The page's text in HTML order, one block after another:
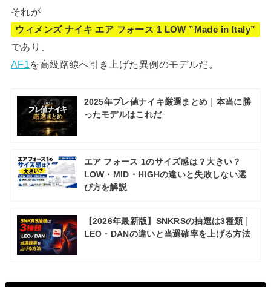
それが
ウィメンズ ナイキ エア フォース 1 LOW ” Made in Italy”
であり、
AF1を高級路線へ引き上げた異例のモデルだ。
2025年プレ値ナイキ厳選まとめ｜本当に勝
ったモデルはこれだ
エア フォース 1のサイズ感は？大きい？
LOW・MID・HIGHの違いと失敗しない選
び方を解説
【2026年最新版】SNKRSの抽選は3種類｜
LEO・DANの違いと当選確率を上げる方法